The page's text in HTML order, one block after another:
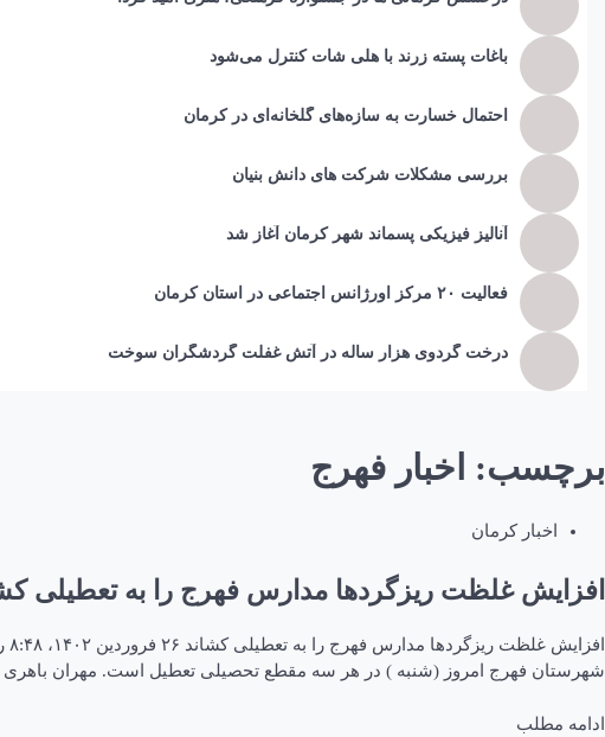
باغات پسته زرند با هلی شات کنترل می‌شود
احتمال خسارت به ساز‌ه‌های گلخانه‌ای در کرمان
بررسی مشکلات شرکت های دانش بنیان
آنالیز فیزیکی پسماند شهر کرمان آغاز شد
فعالیت ۲۰ مرکز اورژانس اجتماعی در استان کرمان
درخت گردوی هزار ساله در آتش غفلت گردشگران سوخت
برچسب: اخبار فهرج
اخبار کرمان
افزایش غلظت ریزگردها مدارس فهرج را به تعطیلی
شهرستان‌ فهرج امروز (شنبه ) در هر سه مقطع تحصیلی تعطیل است. مهران
ادامه مطلب